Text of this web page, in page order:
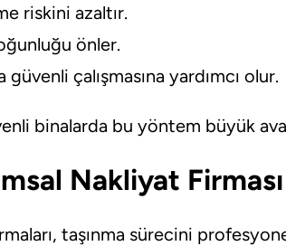
riskini azaltır.
önler.
çalışmasına yardımcı olur.
binalarda bu yöntem büyük
Nakliyat
taşınma sürecini